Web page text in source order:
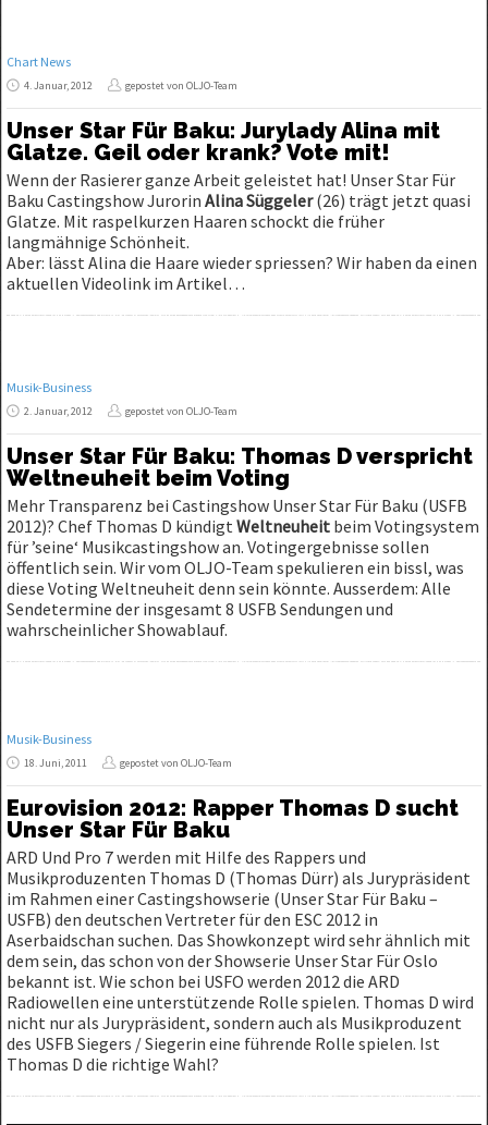
Chart News
4. Januar, 2012 gepostet von OLJO-Team
Unser Star Für Baku: Jurylady Alina mit
Glatze. Geil oder krank? Vote mit!
Wenn der Rasierer ganze Arbeit geleistet hat! Unser Star Für
Baku Castingshow JurorinAlina Süggeler(26) trägt jetzt quasi
Glatze. Mit raspelkurzen Haaren schockt die früher
langmähnige Schönheit.
Aber: lässt Alina die Haare wieder spriessen? Wir haben da einen
aktuellen Videolink im Artikel…
Musik-Business
2. Januar, 2012 gepostet von OLJO-Team
Unser Star Für Baku: Thomas D verspricht
Weltneuheit beim Voting
Mehr Transparenz bei Castingshow Unser Star Für Baku (USFB
2012)? Chef Thomas D kündigtWeltneuheit beim Votingsystem
für ’seine‘ Musikcastingshow an. Votingergebnisse sollen
öffentlich sein. Wir vom OLJO-Team spekulieren ein bissl, was
diese Voting Weltneuheit denn sein könnte. Ausserdem: Alle
Sendetermine der insgesamt 8 USFB Sendungen und
wahrscheinlicher Showablauf.
Musik-Business
18. Juni, 2011 gepostet von OLJO-Team
Eurovision 2012: Rapper Thomas D sucht
Unser Star Für Baku
ARD Und Pro 7 werden mit Hilfe des Rappers und
Musikproduzenten Thomas D (Thomas Dürr) als Jurypräsident
im Rahmen einer Castingshowserie (Unser Star Für Baku –
USFB) den deutschen Vertreter für den ESC 2012 in
Aserbaidschan suchen. Das Showkonzept wird sehr ähnlich mit
dem sein, das schon von der Showserie Unser Star Für Oslo
bekannt ist. Wie schon bei USFO werden 2012 die ARD
Radiowellen eine unterstützende Rolle spielen. Thomas D wird
nicht nur als Jurypräsident, sondern auch als Musikproduzent
des USFB Siegers / Siegerin eine führende Rolle spielen. Ist
Thomas D die richtige Wahl?